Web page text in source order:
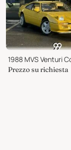
Prezzo su richiesta